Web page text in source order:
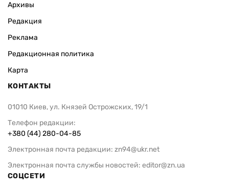
Архивы
Редакция
Реклама
Редакционная политика
Карта
КОНТАКТЫ
01010 Киев, ул. Князей Острожских, 19/1
Телефон редакции:
+380 (44) 280-04-85
Электронная почта редакции: zn94@ukr.net
Электронная почта службы новостей: editor@zn.ua
СОЦСЕТИ